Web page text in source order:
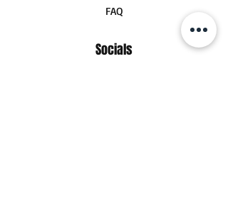
FAQ
Socials